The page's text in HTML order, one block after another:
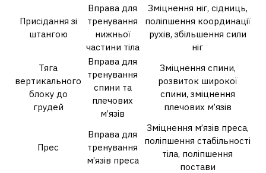
Присідання зі
штангою
Вправа для
тренування
нижньої
частини тіла
Зміцнення ніг, сідниць,
поліпшення координації
рухів, збільшення сили
ніг
Тяга
вертикального
блоку до
грудей
Вправа для
тренування
спини та
плечових
м’язів
Зміцнення спини,
розвиток широкої
спини, зміцнення
плечових м’язів
Прес
Вправа для
тренування
м’язів преса
Зміцнення м’язів преса,
поліпшення стабільності
тіла, поліпшення
постави